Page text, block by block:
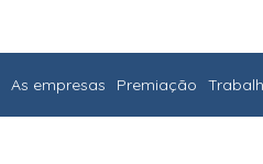
As empresas Premiação